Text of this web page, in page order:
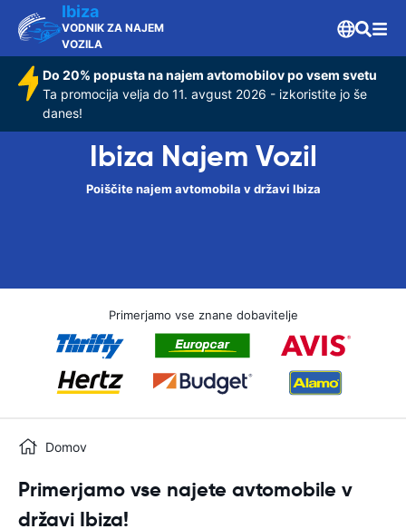
Ibiza
VODNIK ZA NAJEM
VOZILA
Do 20% popusta na najem avtomobilov po vsem svetu
Ta promocija velja do 11. avgust 2026 - izkoristite jo še
danes!
Ibiza Najem Vozil
Poiščite najem avtomobila v državi Ibiza
Primerjamo vse znane dobavitelje
Domov
Primerjamo vse najete avtomobile v
državi Ibiza!